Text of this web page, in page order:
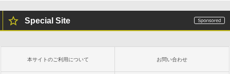
Special Site
本サイトのご利用について お問い合わせ